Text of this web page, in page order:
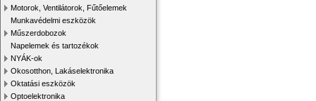
Motorok, Ventilátorok, Fűtőelemek
Munkavédelmi eszközök
Műszerdobozok
Napelemek és tartozékok
NYÁK-ok
Okosotthon, Lakáselektronika
Oktatási eszközök
Optoelektronika